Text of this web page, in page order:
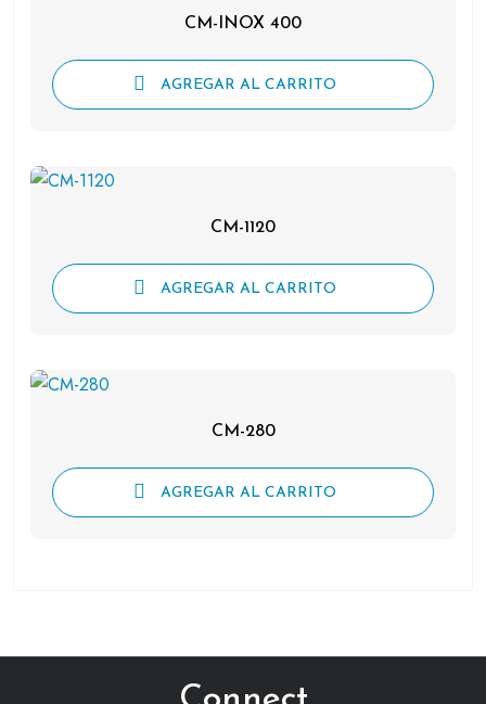
CM-INOX 400
AGREGAR AL CARRITO
CM-1120
AGREGAR AL CARRITO
CM-280
AGREGAR AL CARRITO